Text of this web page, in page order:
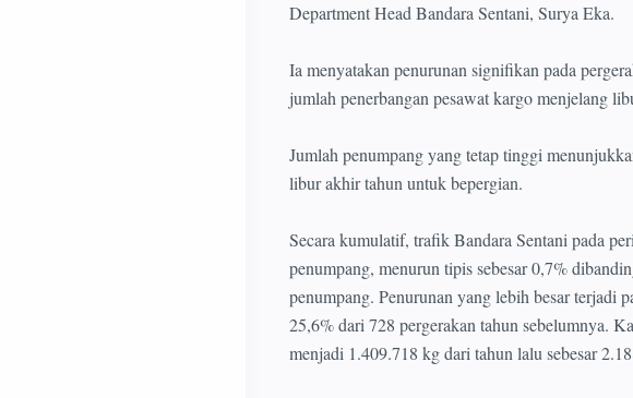
Department Head Bandara Sentani, Surya Eka.
Ia menyatakan penurunan signifikan pada
jumlah penerbangan pesawat kargo menjelang
Jumlah penumpang yang tetap tinggi
libur akhir tahun untuk bepergian.
Secara kumulatif, trafik Bandara Sentani pada
penumpang, menurun tipis sebesar 0,7%
penumpang. Penurunan yang lebih besar terjadi
25,6% dari 728 pergerakan tahun sebelumnya.
menjadi 1.409.718 kg dari tahun lalu sebesar